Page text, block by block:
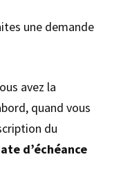
une demande
avez la
quand vous
du
d’échéance